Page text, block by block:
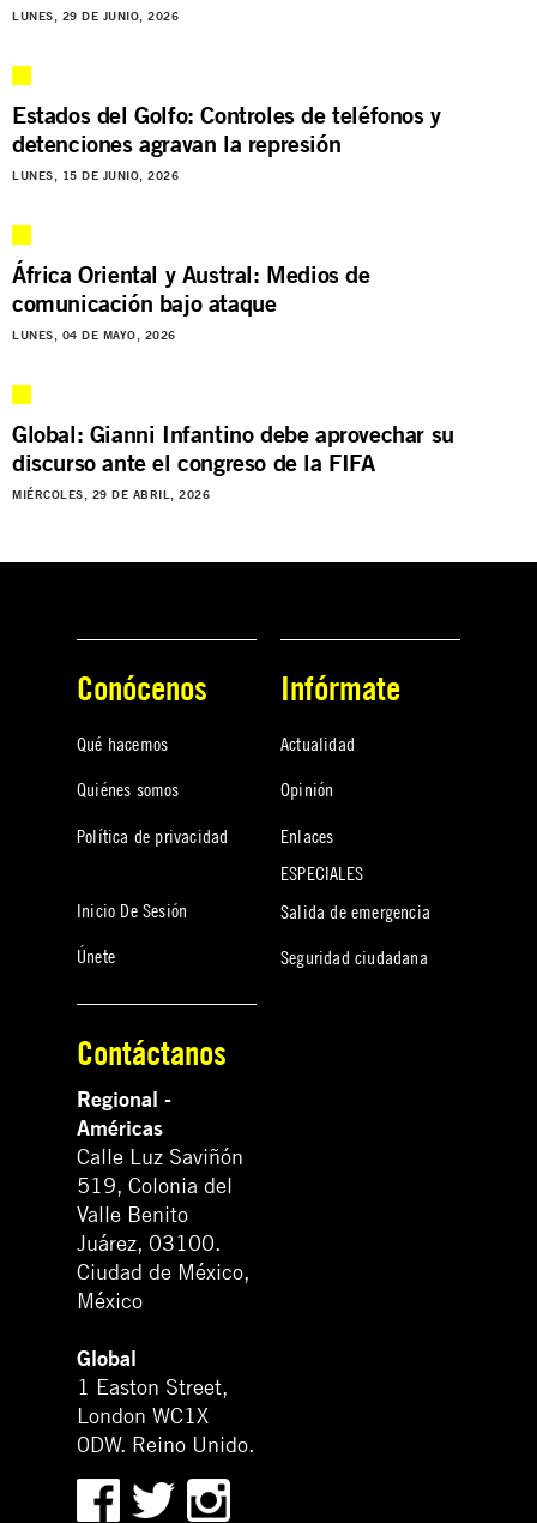
LUNES, 29 DE JUNIO, 2026
Estados del Golfo: Controles de teléfonos y
detenciones agravan la represión
LUNES, 15 DE JUNIO, 2026
África Oriental y Austral: Medios de
comunicación bajo ataque
LUNES, 04 DE MAYO, 2026
Global: Gianni Infantino debe aprovechar su
discurso ante el congreso de la FIFA
MIÉRCOLES, 29 DE ABRIL, 2026
Conócenos
Qué hacemos
Quiénes somos
Política de privacidad
Inicio De Sesión
Únete
Infórmate
Actualidad
Opinión
Enlaces
ESPECIALES
Salida de emergencia
Seguridad ciudadana
Contáctanos
Regional -
Américas
Calle Luz Saviñón
519, Colonia del
Valle Benito
Juárez, 03100.
Ciudad de México,
México
Global
1 Easton Street,
London WC1X
0DW. Reino Unido.